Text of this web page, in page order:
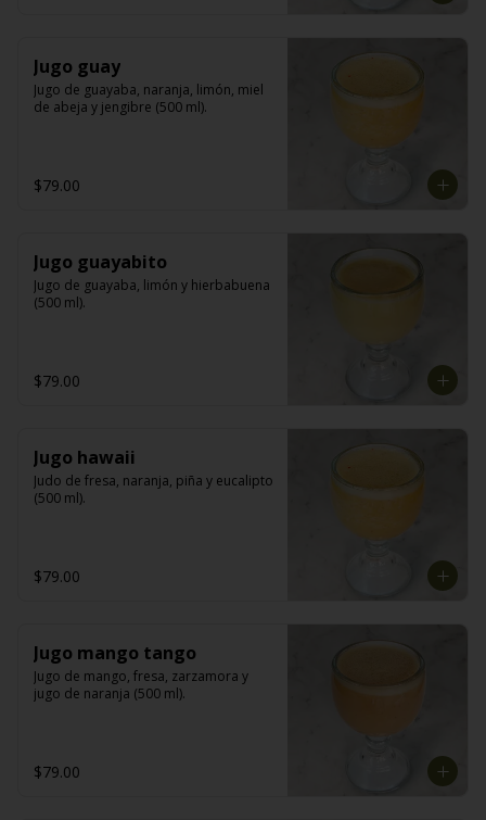
Jugo guay
Jugo de guayaba, naranja, limón, miel
de abeja y jengibre (500 ml).
$79.00
Jugo guayabito
Jugo de guayaba, limón y hierbabuena
(500 ml).
$79.00
Jugo hawaii
Judo de fresa, naranja, piña y eucalipto
(500 ml).
$79.00
Jugo mango tango
Jugo de mango, fresa, zarzamora y
jugo de naranja (500 ml).
$79.00